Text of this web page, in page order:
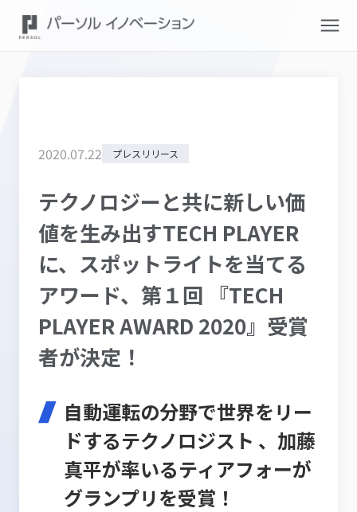
2020.07.22 プレスリリース
テクノロジーと共に新しい価
値を生み出すTECH PLAYER
に、スポットライトを当てる
アワード、第１回 『TECH
PLAYER AWARD 2020』受賞
者が決定！
自動運転の分野で世界をリー
ドするテクノロジスト 、加藤
真平が率いるティアフォーが
グランプリを受賞！